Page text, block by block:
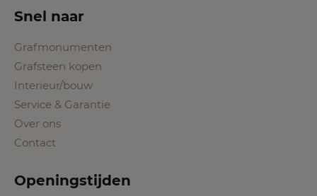
Snel naar
Grafmonumenten
Grafsteen kopen
Interieur/bouw
Service & Garantie
Over ons
Contact
Openingstijden